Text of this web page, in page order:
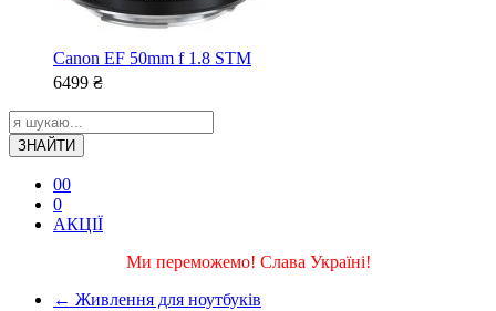
Canon EF 50mm f 1.8 STM
6499 ₴
ЗНАЙТИ
00
0
АКЦІЇ
Ми переможемо! Слава Україні!
← Живлення для ноутбуків